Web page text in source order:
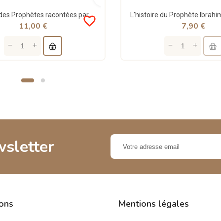
Histoires des Prophètes racontées par Le Coran : Muhammad - Tome 9 - Sana
favorite_border
11,00 € 7,90 €
Mentions légales